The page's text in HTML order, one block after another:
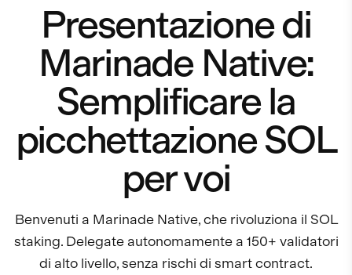
Presentazione di
Marinade Native:
Semplificare la
picchettazione SOL
per voi
Benvenuti a Marinade Native, che rivoluziona il SOL
staking. Delegate autonomamente a 150+ validatori
di alto livello, senza rischi di smart contract.